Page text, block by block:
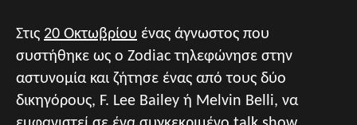
Στις 20 Οκτωβρίου ένας άγνωστος που
συστήθηκε ως ο Zodiac τηλεφώνησε στην
αστυνομία και ζήτησε ένας από τους δύο
δικηγόρους, F. Lee Bailey ή Melvin Belli, να